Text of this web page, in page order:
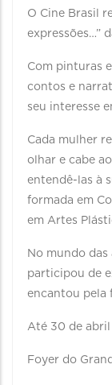
O Cine Brasil
expressões…”
Com pinturas
contos e
seu interesse
Cada mulher
olhar e cabe
entendê-las à
formada em
em Artes
No mundo das
participou de
encantou pela
Até 30 de abril
Foyer do